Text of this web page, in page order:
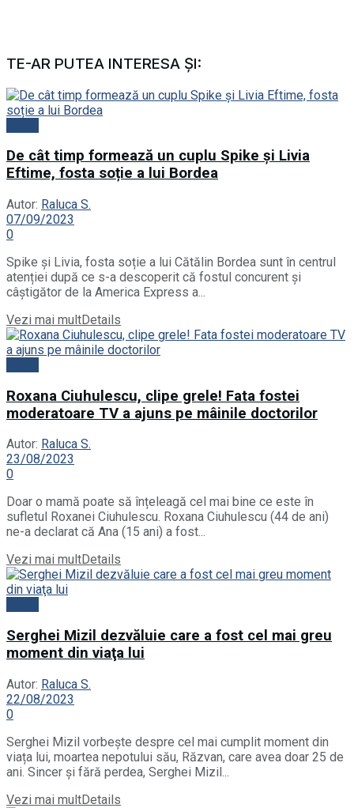
TE-AR PUTEA INTERESA ȘI:
De cât timp formează un cuplu Spike și Livia
Eftime, fosta soție a lui Bordea
Autor: Raluca S.
07/09/2023
0
Spike și Livia, fosta soție a lui Cătălin Bordea sunt în centrul
atenției după ce s-a descoperit că fostul concurent și
câștigător de la America Express a...
Vezi mai multDetails
Roxana Ciuhulescu, clipe grele! Fata fostei
moderatoare TV a ajuns pe mâinile doctorilor
Autor: Raluca S.
23/08/2023
0
Doar o mamă poate să înțeleagă cel mai bine ce este în
sufletul Roxanei Ciuhulescu. Roxana Ciuhulescu (44 de ani)
ne-a declarat că Ana (15 ani) a fost...
Vezi mai multDetails
Serghei Mizil dezvăluie care a fost cel mai greu
moment din viaţa lui
Autor: Raluca S.
22/08/2023
0
Serghei Mizil vorbește despre cel mai cumplit moment din
viața lui, moartea nepotului său, Răzvan, care avea doar 25 de
ani. Sincer și fără perdea, Serghei Mizil...
Vezi mai multDetails